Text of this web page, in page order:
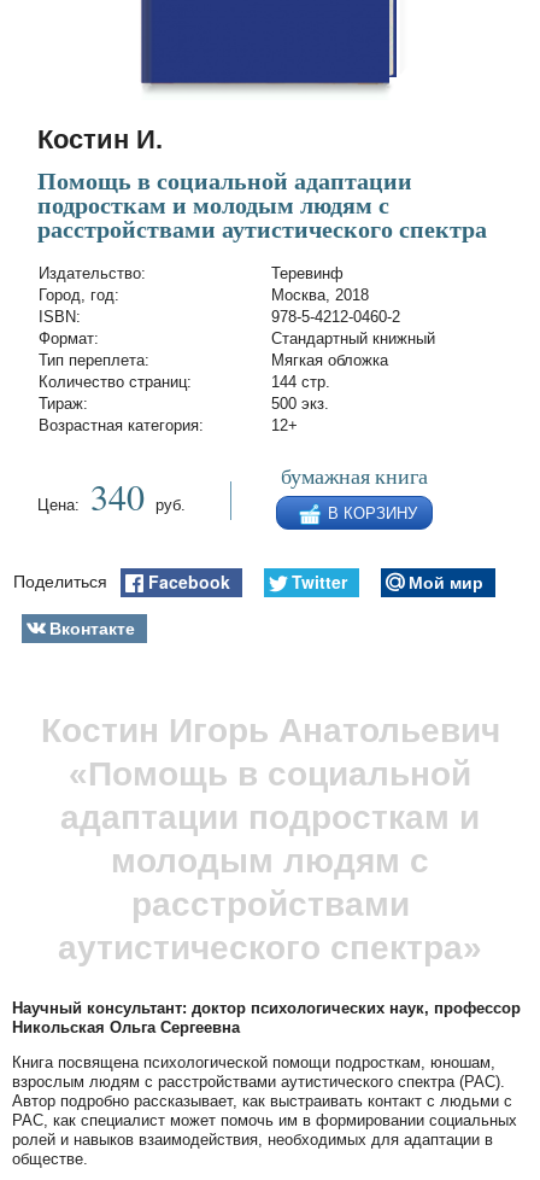
Костин И.
Помощь в социальной адаптации
подросткам и молодым людям с
расстройствами аутистического спектра
Издательство:
Теревинф
Город, год:
Москва, 2018
ISBN:
978-5-4212-0460-2
Формат:
Стандартный книжный
Тип переплета:
Мягкая обложка
Количество страниц:
144 стр.
Тираж:
500 экз.
Возрастная категория:
12+
Цена: 340 руб.
бумажная книга
В КОРЗИНУ
Поделиться Facebook Twitter
Мой мир
Вконтакте
Костин Игорь Анатольевич
«Помощь в социальной
адаптации подросткам и
молодым людям с
расстройствами
аутистического спектра»
Научный консультант: доктор психологических наук, профессор
Никольская Ольга Сергеевна
Книга посвящена психологической помощи подросткам, юношам,
взрослым людям с расстройствами аутистического спектра (РАС).
Автор подробно рассказывает, как выстраивать контакт с людьми с
РАС, как специалист может помочь им в фор­мировании социальных
ролей и навыков взаимодействия, необходимых для адаптации в
обществе.